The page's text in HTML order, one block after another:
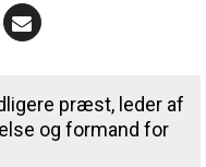
præst, leder af
og formand for